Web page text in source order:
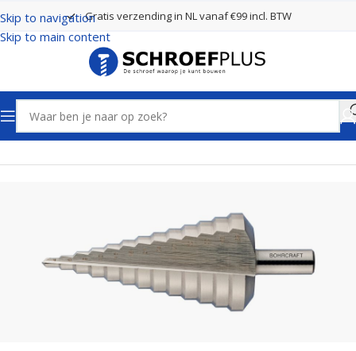
Skip to navigation
Skip to main content
Gratis verzending in NL vanaf €99 incl. BTW
Home Boren Trappenboren